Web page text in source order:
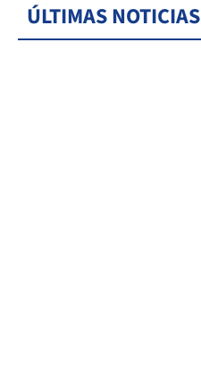
ÚLTIMAS NOTICIAS